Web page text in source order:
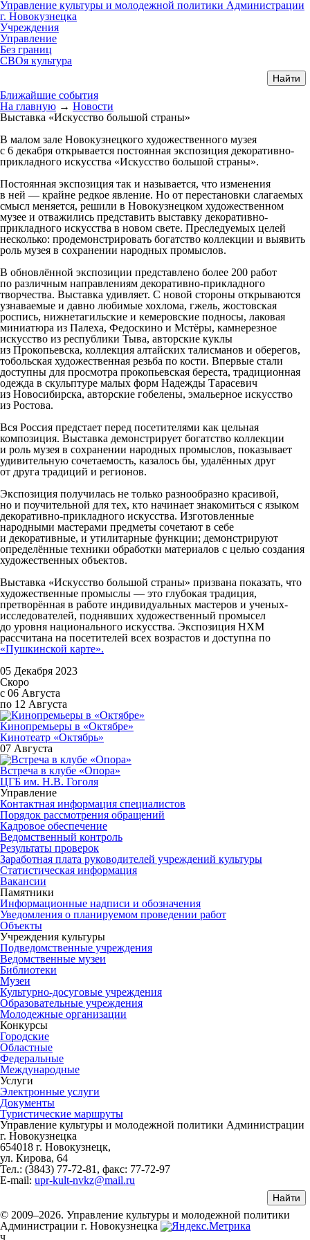
Управление культуры и молодежной политики Администрации
г. Новокузнецка
Учреждения
Управление
Без границ
СВОя культура
Ближайшие события
На главную → Новости
Выставка «Искусство большой страны»
В малом зале Новокузнецкого художественного музея
с 6 декабря открывается постоянная экспозиция декоративно-
прикладного искусства «Искусство большой страны».
Постоянная экспозиция так и называется, что изменения
в ней — крайне редкое явление. Но от перестановки слагаемых
смысл меняется, решили в Новокузнецком художественном
музее и отважились представить выставку декоративно-
прикладного искусства в новом свете. Преследуемых целей
несколько: продемонстрировать богатство коллекции и выявить
роль музея в сохранении народных промыслов.
В обновлённой экспозиции представлено более 200 работ
по различным направлениям декоративно-прикладного
творчества. Выставка удивляет. С новой стороны открываются
узнаваемые и давно любимые хохлома, гжель, жостовская
роспись, нижнетагильские и кемеровские подносы, лаковая
миниатюра из Палеха, Федоскино и Мстёры, камнерезное
искусство из республики Тыва, авторские куклы
из Прокопьевска, коллекция алтайских талисманов и оберегов,
тобольская художественная резьба по кости. Впервые стали
доступны для просмотра прокопьевская береста, традиционная
одежда в скульптуре малых форм Надежды Тарасевич
из Новосибирска, авторские гобелены, эмальерное искусство
из Ростова.
Вся Россия предстает перед посетителями как цельная
композиция. Выставка демонстрирует богатство коллекции
и роль музея в сохранении народных промыслов, показывает
удивительную сочетаемость, казалось бы, удалённых друг
от друга традиций и регионов.
Экспозиция получилась не только разнообразно красивой,
но и поучительной для тех, кто начинает знакомиться с языком
декоративно-прикладного искусства. Изготовленные
народными мастерами предметы сочетают в себе
и декоративные, и утилитарные функции; демонстрируют
определённые техники обработки материалов с целью создания
художественных объектов.
Выставка «Искусство большой страны» призвана показать, что
художественные промыслы — это глубокая традиция,
претворённая в работе индивидуальных мастеров и ученых-
исследователей, поднявших художественный промысел
до уровня национального искусства. Экспозиция НХМ
рассчитана на посетителей всех возрастов и доступна по
«Пушкинской карте».
05 Декабря 2023
Скоро
с 06 Августа
по 12 Августа
Кинопремьеры в «Октябре»
Кинотеатр «Октябрь»
07 Августа
Встреча в клубе «Опора»
ЦГБ им. Н.В. Гоголя
Управление
Контактная информация специалистов
Порядок рассмотрения обращений
Кадровое обеспечение
Ведомственный контроль
Результаты проверок
Заработная плата руководителей учреждений культуры
Статистическая информация
Вакансии
Памятники
Информационные надписи и обозначения
Уведомления о планируемом проведении работ
Объекты
Учреждения культуры
Подведомственные учреждения
Ведомственные музеи
Библиотеки
Музеи
Культурно-досуговые учреждения
Образовательные учреждения
Молодежные организации
Конкурсы
Городские
Областные
Федеральные
Международные
Услуги
Электронные услуги
Документы
Туристические маршруты
Управление культуры и молодежной политики Администрации
г. Новокузнецка
654018 г. Новокузнецк,
ул. Кирова, 64
Тел.: (3843) 77-72-81 , факс: 77-72-97
E-mail: upr-kult-nvkz@mail.ru
© 2009–2026. Управление культуры и молодежной политики
Администрации г. Новокузнецка
ч